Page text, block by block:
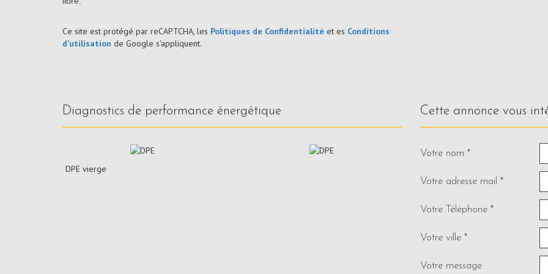
Ce site est protégé par reCAPTCHA, les Politiques de Confidentialité et es Conditions
d'utilisation de Google s'appliquent.
diagnostics de performance énergétique
DPE vierge
cette annonce vous
Votre nom *
Votre adresse mail *
Votre Téléphone *
Votre ville *
Votre message